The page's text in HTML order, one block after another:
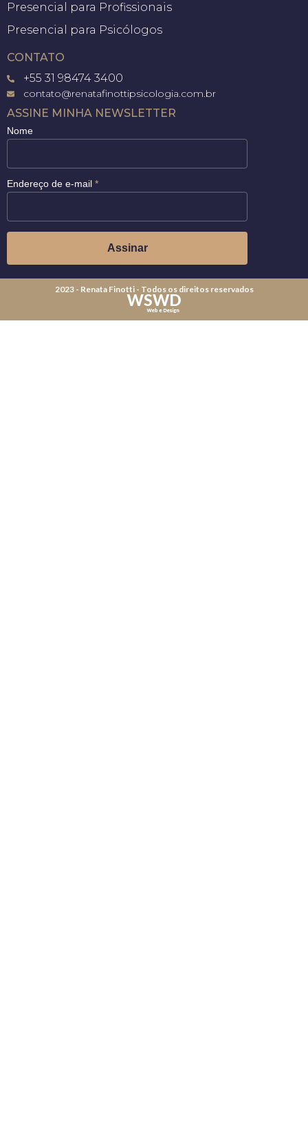
Presencial para Profissionais
Presencial para Psicólogos
CONTATO
+55 31 98474 3400
contato@renatafinottipsicologia.com.br
ASSINE MINHA NEWSLETTER
Nome
Endereço de e-mail *
2023 - Renata Finotti - Todos os direitos reservados